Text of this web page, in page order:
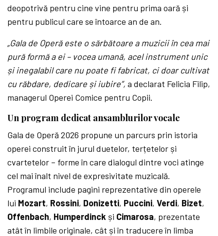
deopotrivă pentru cine vine pentru prima oară și
pentru publicul care se întoarce an de an.
„Gala de Operă este o sărbătoare a muzicii în cea mai
pură formă a ei – vocea umană, acel instrument unic
și inegalabil care nu poate fi fabricat, ci doar cultivat
cu răbdare, dedicare și iubire”,a declarat Felicia Filip,
managerul Operei Comice pentru Copii.
Un program dedicat ansamblurilor vocale
Gala de Operă 2026 propune un parcurs prin istoria
operei construit în jurul duetelor, terțetelor și
cvartetelor – forme în care dialogul dintre voci atinge
cel mai înalt nivel de expresivitate muzicală.
Programul include pagini reprezentative din operele
lui Mozart, Rossini, Donizetti, Puccini,Verdi, Bizet,
Offenbach, Humperdinck și Cimarosa, prezentate
atât în limbile originale, cât și în traducere în limba